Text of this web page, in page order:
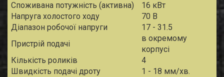
Споживана потужність (активна)
16 кВт
Напруга холостого ходу
70 В
Діапазон робочої напруги
17 - 31.5
Пристрій подачі
в окремому
корпусі
Кількість роликів
4
Швидкість подачі дроту
1 - 18 мм/хв.